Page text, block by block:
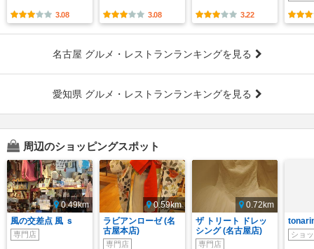
3.08 3.08 3.22
名古屋 グルメ・レストランランキングを見る
愛知県 グルメ・レストランランキングを見る
周辺のショッピングスポット
0.49km
風の交差点 風 ｓ
専門店
0.59km
ラビアンローゼ (名
古屋本店)
専門店
0.72km
ザ トリート ドレッ
シング (名古屋店)
専門店
ショ